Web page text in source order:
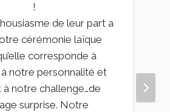
et vous , je vous les
chaleureusement !
et Jean Francois sont
dans leurs rôles. Ils
à vous et votre
et vous font une
à votre image. De plus